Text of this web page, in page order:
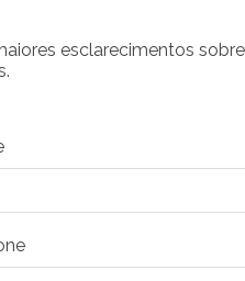
esclarecimentos